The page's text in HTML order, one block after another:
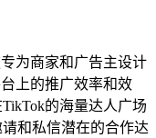
为商家和广告主设计
上的推广效率和效
的海量达人广场
和私信潜在的合作达